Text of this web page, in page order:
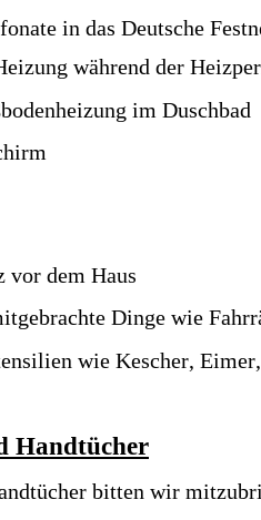
in das Deutsche
während der
im Duschbad
vor dem Haus
Dinge wie
wie Kescher,
Handtücher
bitten wir